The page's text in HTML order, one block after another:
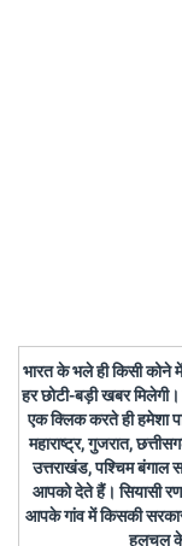
भारत के भले ही किसी कोने
हर छोटी-बड़ी खबर
एक क्लिक करते ही हमेशा
महाराष्ट्र, गुजरात,
उत्तराखंड, पश्चिम बंगाल
आपको देते हैं। सियासी रण
आपके गांव में किसकी
हलचल के